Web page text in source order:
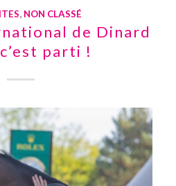
, NON CLASSÉ
de Dinard
parti !